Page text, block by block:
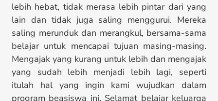
lebih hebat, tidak merasa lebih pintar dari yang
lain dan tidak juga saling menggurui. Mereka
saling merunduk dan merangkul, bersama-sama
belajar untuk mencapai tujuan masing-masing.
Mengajak yang kurang untuk lebih dan mengajak
yang sudah lebih menjadi lebih lagi, seperti
itulah hal yang ingin kami wujudkan dalam
program beasiswa ini. Selamat belajar keluarga